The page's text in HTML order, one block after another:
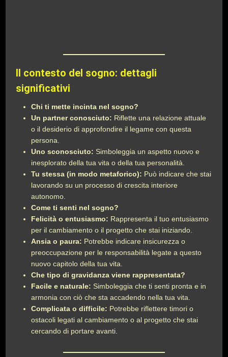
Il contesto del sogno: dettagli
significativi
Chi ti mette incinta nel sogno?
Un partner conosciuto: Riflette una relazione attuale
o il desiderio di approfondire il legame con questa
persona.
Uno sconosciuto: Simboleggia un aspetto nuovo e
inesplorato della tua vita o della tua personalità.
Tu stessa (in modo metaforico): Può indicare che stai
lavorando su un processo di crescita interiore
autonomo.
Come ti senti nel sogno?
Felicità o entusiasmo: Rappresenta il tuo entusiasmo
per il cambiamento o il progetto che stai iniziando.
Ansia o paura: Potrebbe indicare insicurezza o
preoccupazione per le responsabilità legate a questo
nuovo capitolo della tua vita.
Che tipo di gravidanza viene rappresentata?
Facile e naturale: Simboleggia che ti senti pronta e in
armonia con ciò che sta accadendo nella tua vita.
Complicata o difficile: Potrebbe riflettere timori o
ostacoli legati al cambiamento o al progetto che stai
cercando di portare avanti.